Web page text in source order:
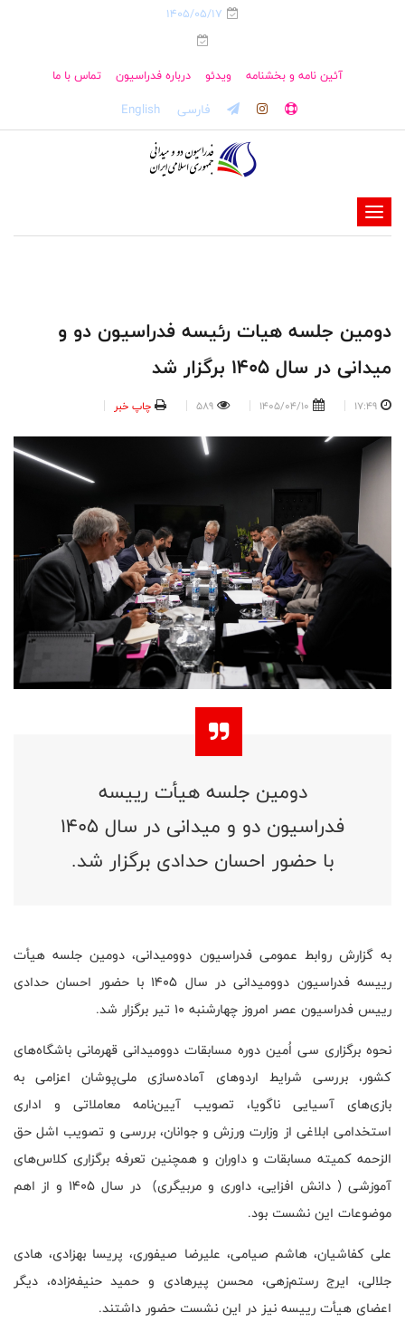
1405/05/17
آئین نامه و بخشنامه ویدئو درباره فدراسیون تماس با ما
فارسی English
-
-
-
دومین جلسه هیات رئیسه فدراسیون دو و
میدانی در سال ۱۴۰۵ برگزار شد
17:49
1405/04/10
589 چاپ خبر
دومین جلسه هیأت رییسه
فدراسیون دو‌ و میدانی در سال 1405
با حضور احسان حدادی برگزار شد.
به گزارش روابط عمومی فدراسیون دو‌و‌میدانی، دومین جلسه هیأت
رییسه فدراسیون دو‌و‌میدانی در سال 1405 با حضور احسان حدادی
رییس فدراسیون عصر امروز چهارشنبه ۱۰ تیر برگزار شد.
نحوه برگزاری سی اُمین دوره مسابقات دو‌و‌میدانی قهرمانی باشگاه‌های
کشور، بررسی شرایط اردوهای آماده‌سازی ملی‌پوشان اعزامی به
بازی‌های آسیایی ناگویا، تصویب آیین‌نامه معاملاتی و اداری
استخدامی ابلاغی از وزارت ورزش و جوانان، بررسی و تصویب اشل حق
الزحمه کمیته مسابقات و داوران و همچنین تعرفه برگزاری کلاس‌های
آموزشی ( دانش افزایی، داوری و مربیگری) در سال 1405 و از اهم
موضوعات این نشست بود.
علی کفاشیان، هاشم صیامی، علیرضا صیفوری، پریسا بهزادی، هادی
جلالی، ایرج رستم‌زهی، محسن پیرهادی و‌ حمید حنیفه‌زاده، دیگر
اعضای هیأت رییسه نیز در این نشست حضور داشتند.